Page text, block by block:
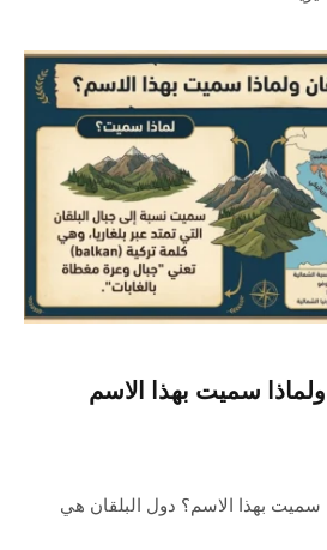
سميت بهذا الاسم
سميت بهذا الاسم؟ دول البلقان هي